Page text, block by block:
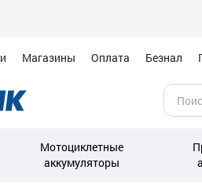
Магазины Оплата Безнал
Мотоциклетные
аккумуляторы